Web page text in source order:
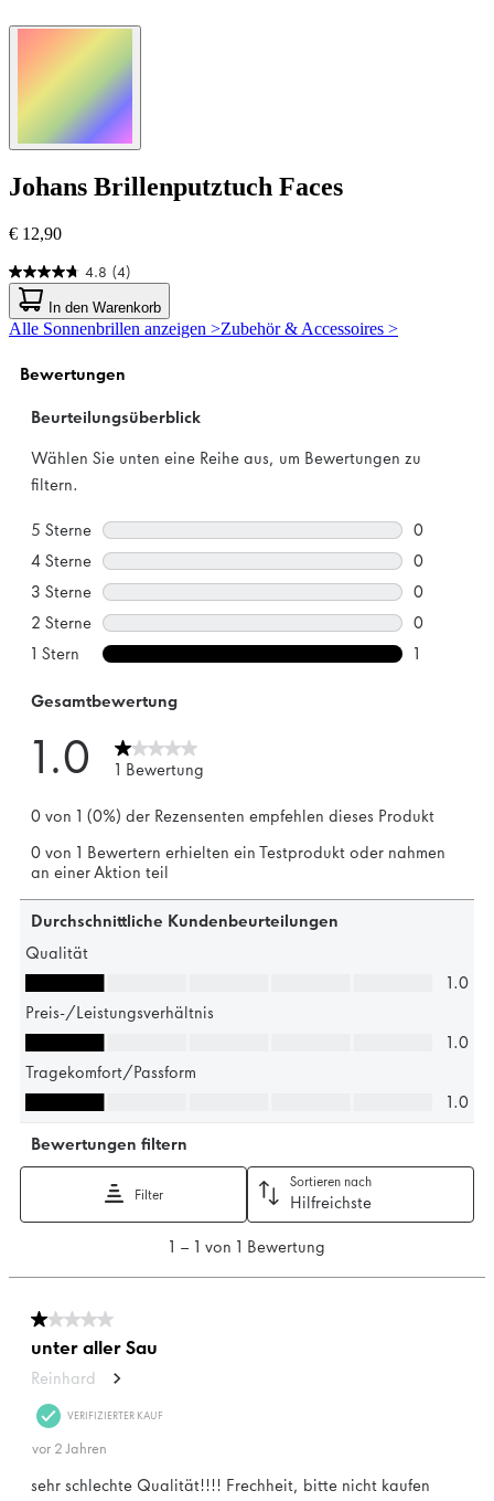
Johans Brillenputztuch Faces
€ 12,90
4.8 (4)
4.8
von
5
Sternen.
Bewertungen
In den Warenkorb
Alle Sonnenbrillen anzeigen >Zubehör & Accessoires >